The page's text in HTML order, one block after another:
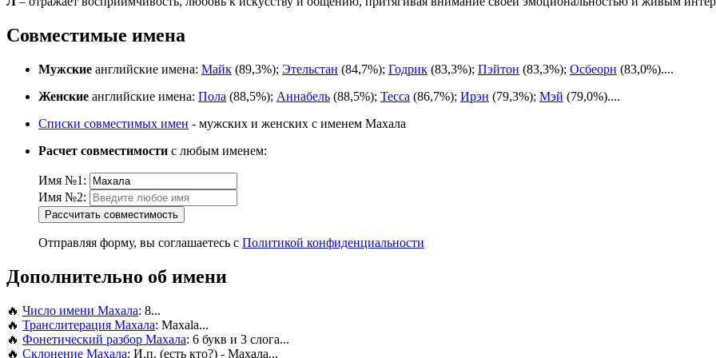
Совместимые имена
Мужские английские имена: Майк (89,3%); Этельстан (84,7%); Годрик (83,3%); Пэйтон (83,3%); Осбеорн (83,0%)....
Женские английские имена: Пола (88,5%); Аннабель (88,5%); Тесса (86,7%); Ирэн (79,3%); Мэй (79,0%)....
Списки совместимых имен - мужских и женских с именем Махала
Расчет совместимости с любым именем:
Имя №1:
Имя №2:
Рассчитать совместимость
Отправляя форму, вы соглашаетесь с Политикой конфиденциальности
Дополнительно об имени
🔥 Число имени Махала: 8...
🔥 Транслитерация Махала: Maxala...
🔥 Фонетический разбор Махала: 6 букв и 3 слога...
🔥 Склонение Махала: И.п. (есть кто?) - Махала...